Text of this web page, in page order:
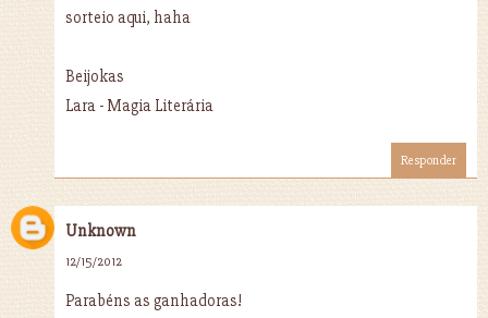
sorteio aqui, haha
Beijokas
Lara - Magia Literária
Responder
Unknown
12/15/2012
Parabéns as ganhadoras!